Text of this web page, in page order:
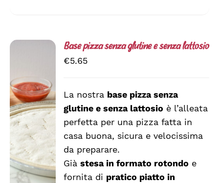
AGGIUNGI
AL
CARRELLO
/
DETTAGLI
Base pizza senza glutine e senza lattosio
€5.65
La nostra base pizza senza
glutine e senza lattosio è l’alleata
perfetta per una pizza fatta in
casa buona, sicura e velocissima
da preparare.
Giàstesa in formato rotondo e
fornita di pratico piatto in